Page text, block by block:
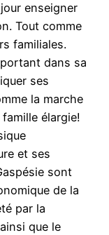
enseigner
Tout comme
familiales.
dans sa
ses
la marche
élargie!
et ses
sont
de la
par la
que le